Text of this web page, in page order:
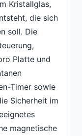
Kristallglas,
die sich
soll. Die
Platte und
Timer sowie
Sicherheit im
magnetische